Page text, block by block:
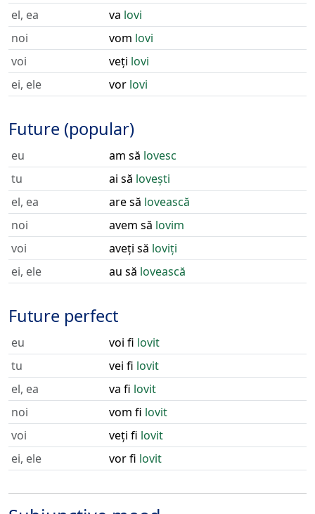
el, ea
va lovi
noi
vom lovi
voi
veți lovi
ei, ele
vor lovi
Future (popular)
eu am să lovesc
tu
ai să lovești
el, ea
are să lovească
noi
avem să lovim
voi
aveți să loviți
ei, ele
au să lovească
Future perfect
eu voi fi lovit
tu
vei fi lovit
el, ea
va fi lovit
noi
vom fi lovit
voi
veți fi lovit
ei, ele
vor fi lovit